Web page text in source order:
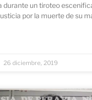
durante un tiroteo
por la muerte de su
26 diciembre, 2019